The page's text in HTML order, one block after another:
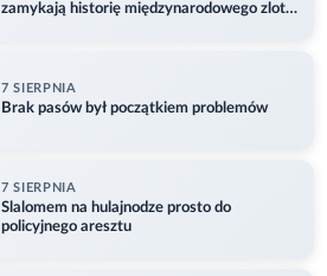
zamykają historię międzynarodowego zlotu
7 SIERPNIA
Brak pasów był początkiem problemów
7 SIERPNIA
Slalomem na hulajnodze prosto do
policyjnego aresztu